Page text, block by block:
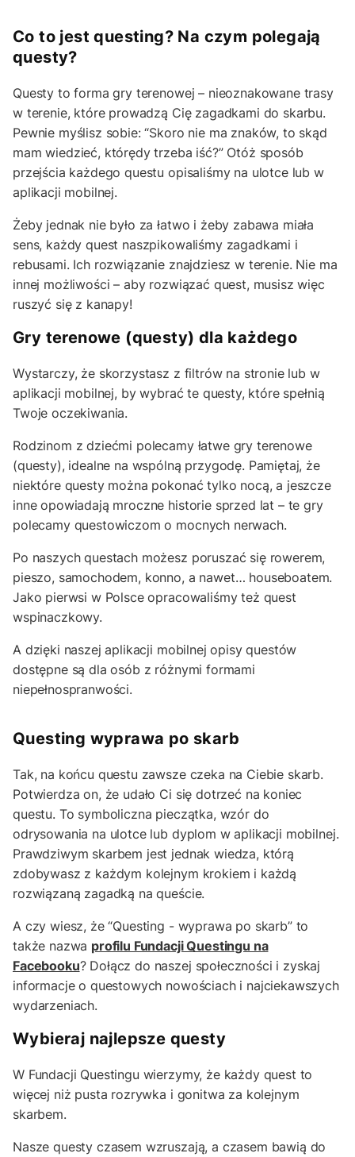
Co to jest questing? Na czym polegają
questy?
Questy to forma gry terenowej – nieoznakowane trasy
w terenie, które prowadzą Cię zagadkami do skarbu.
Pewnie myślisz sobie: “Skoro nie ma znaków, to skąd
mam wiedzieć, którędy trzeba iść?” Otóż sposób
przejścia każdego questu opisaliśmy na ulotce lub w
aplikacji mobilnej.
Żeby jednak nie było za łatwo i żeby zabawa miała
sens, każdy quest naszpikowaliśmy zagadkami i
rebusami. Ich rozwiązanie znajdziesz w terenie. Nie ma
innej możliwości – aby rozwiązać quest, musisz więc
ruszyć się z kanapy!
Gry terenowe (questy) dla każdego
Wystarczy, że skorzystasz z filtrów na stronie lub w
aplikacji mobilnej, by wybrać te questy, które spełnią
Twoje oczekiwania.
Rodzinom z dziećmi polecamy łatwe gry terenowe
(questy), idealne na wspólną przygodę. Pamiętaj, że
niektóre questy można pokonać tylko nocą, a jeszcze
inne opowiadają mroczne historie sprzed lat – te gry
polecamy questowiczom o mocnych nerwach.
Po naszych questach możesz poruszać się rowerem,
pieszo, samochodem, konno, a nawet… houseboatem.
Jako pierwsi w Polsce opracowaliśmy też quest
wspinaczkowy.
A dzięki naszej aplikacji mobilnej opisy questów
dostępne są dla osób z różnymi formami
niepełnospranwości.
Questing wyprawa po skarb
Tak, na końcu questu zawsze czeka na Ciebie skarb.
Potwierdza on, że udało Ci się dotrzeć na koniec
questu. To symboliczna pieczątka, wzór do
odrysowania na ulotce lub dyplom w aplikacji mobilnej.
Prawdziwym skarbem jest jednak wiedza, którą
zdobywasz z każdym kolejnym krokiem i każdą
rozwiązaną zagadką na queście.
A czy wiesz, że “Questing - wyprawa po skarb” to
także nazwa profilu Fundacji Questingu na
Facebooku? Dołącz do naszej społeczności i zyskaj
informacje o questowych nowościach i najciekawszych
wydarzeniach.
Wybieraj najlepsze questy
W Fundacji Questingu wierzymy, że każdy quest to
więcej niż pusta rozrywka i gonitwa za kolejnym
skarbem.
Nasze questy czasem wzruszają, a czasem bawią do